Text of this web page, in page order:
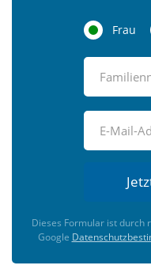
Frau
Dieses Formular ist durch
Google